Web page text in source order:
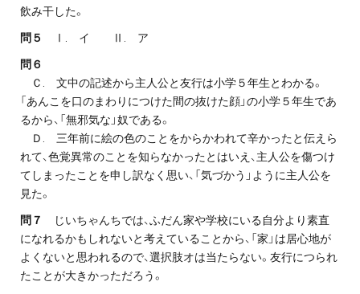
飲み干した。
問５ Ⅰ. イ Ⅱ. ア
問６
Ｃ. 文中の記述から主人公と友行は小学５年生とわかる。
「あんこを口のまわりにつけた間の抜けた顔」の小学５年生であ
るから、「無邪気な」奴である。
Ｄ. 三年前に絵の色のことをからかわれて辛かったと伝えら
れて、色覚異常のことを知らなかったとはいえ、主人公を傷つけ
てしまったことを申し訳なく思い、「気づかう」ように主人公を
見た。
問７
じいちゃんちでは、ふだん家や学校にいる自分より素直
になれるかもしれないと考えていることから、「家」は居心地が
よくないと思われるので、選択肢オは当たらない。友行につられ
たことが大きかっただろう。